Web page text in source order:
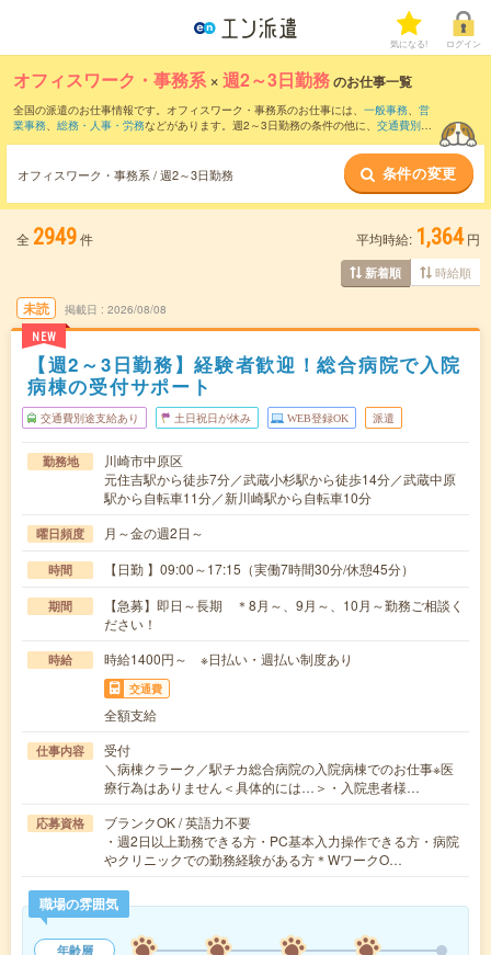
気になる! ログイン
オフィスワーク・事務系 ×週2～3日勤務のお仕事一覧
全国の派遣のお仕事情報です。オフィスワーク・事務系のお仕事には、 一般事務、 営
業事務、 総務・人事・労務などがあります。週2～3日勤務の条件の他に、 交通費別途
オフィスワーク・事務系 / 週2～3日勤務 条件の変更
全 2949件 平均時給: 1,364 円
新着順 時給順
未読
NEW
掲載日 2026/08/08
【週2～3日勤務】経験者歓迎！総合病院で入院
病棟の受付サポート
交通費別途支給あり 土日祝日が休み WEB登録OK 派遣
勤務地
川崎市中原区
元住吉駅から徒歩7分／武蔵小杉駅から徒歩14分／武蔵中原
駅から自転車11分／新川崎駅から自転車10分
曜日頻度 月～金の週2日～
時間 【日勤 】09:00～17:15（実働7時間30分/休憩45分）
期間
【急募】即日～長期 ＊8月～、9月～、10月～勤務ご相談く
ださい！
時給 時給1400円～ ※日払い・週払い制度あり
交通費
全額支給
仕事内容
受付
＼病棟クラーク／駅チカ総合病院の入院病棟でのお仕事※医
療行為はありません＜具体的には…＞・入院患者様…
応募資格
ブランクOK / 英語力不要
・週2日以上勤務できる方・PC基本入力操作できる方・病院
やクリニックでの勤務経験がある方＊WワークO…
職場の雰囲気
年齢層